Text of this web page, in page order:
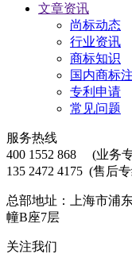
文章资讯
尚标动态
行业资讯
商标知识
国内商标
专利申请
常见问题
服务热线
400 1552 868
(业务
135 2472 4175 (售后
总部地址：上海市浦
幢B座7层
关注我们